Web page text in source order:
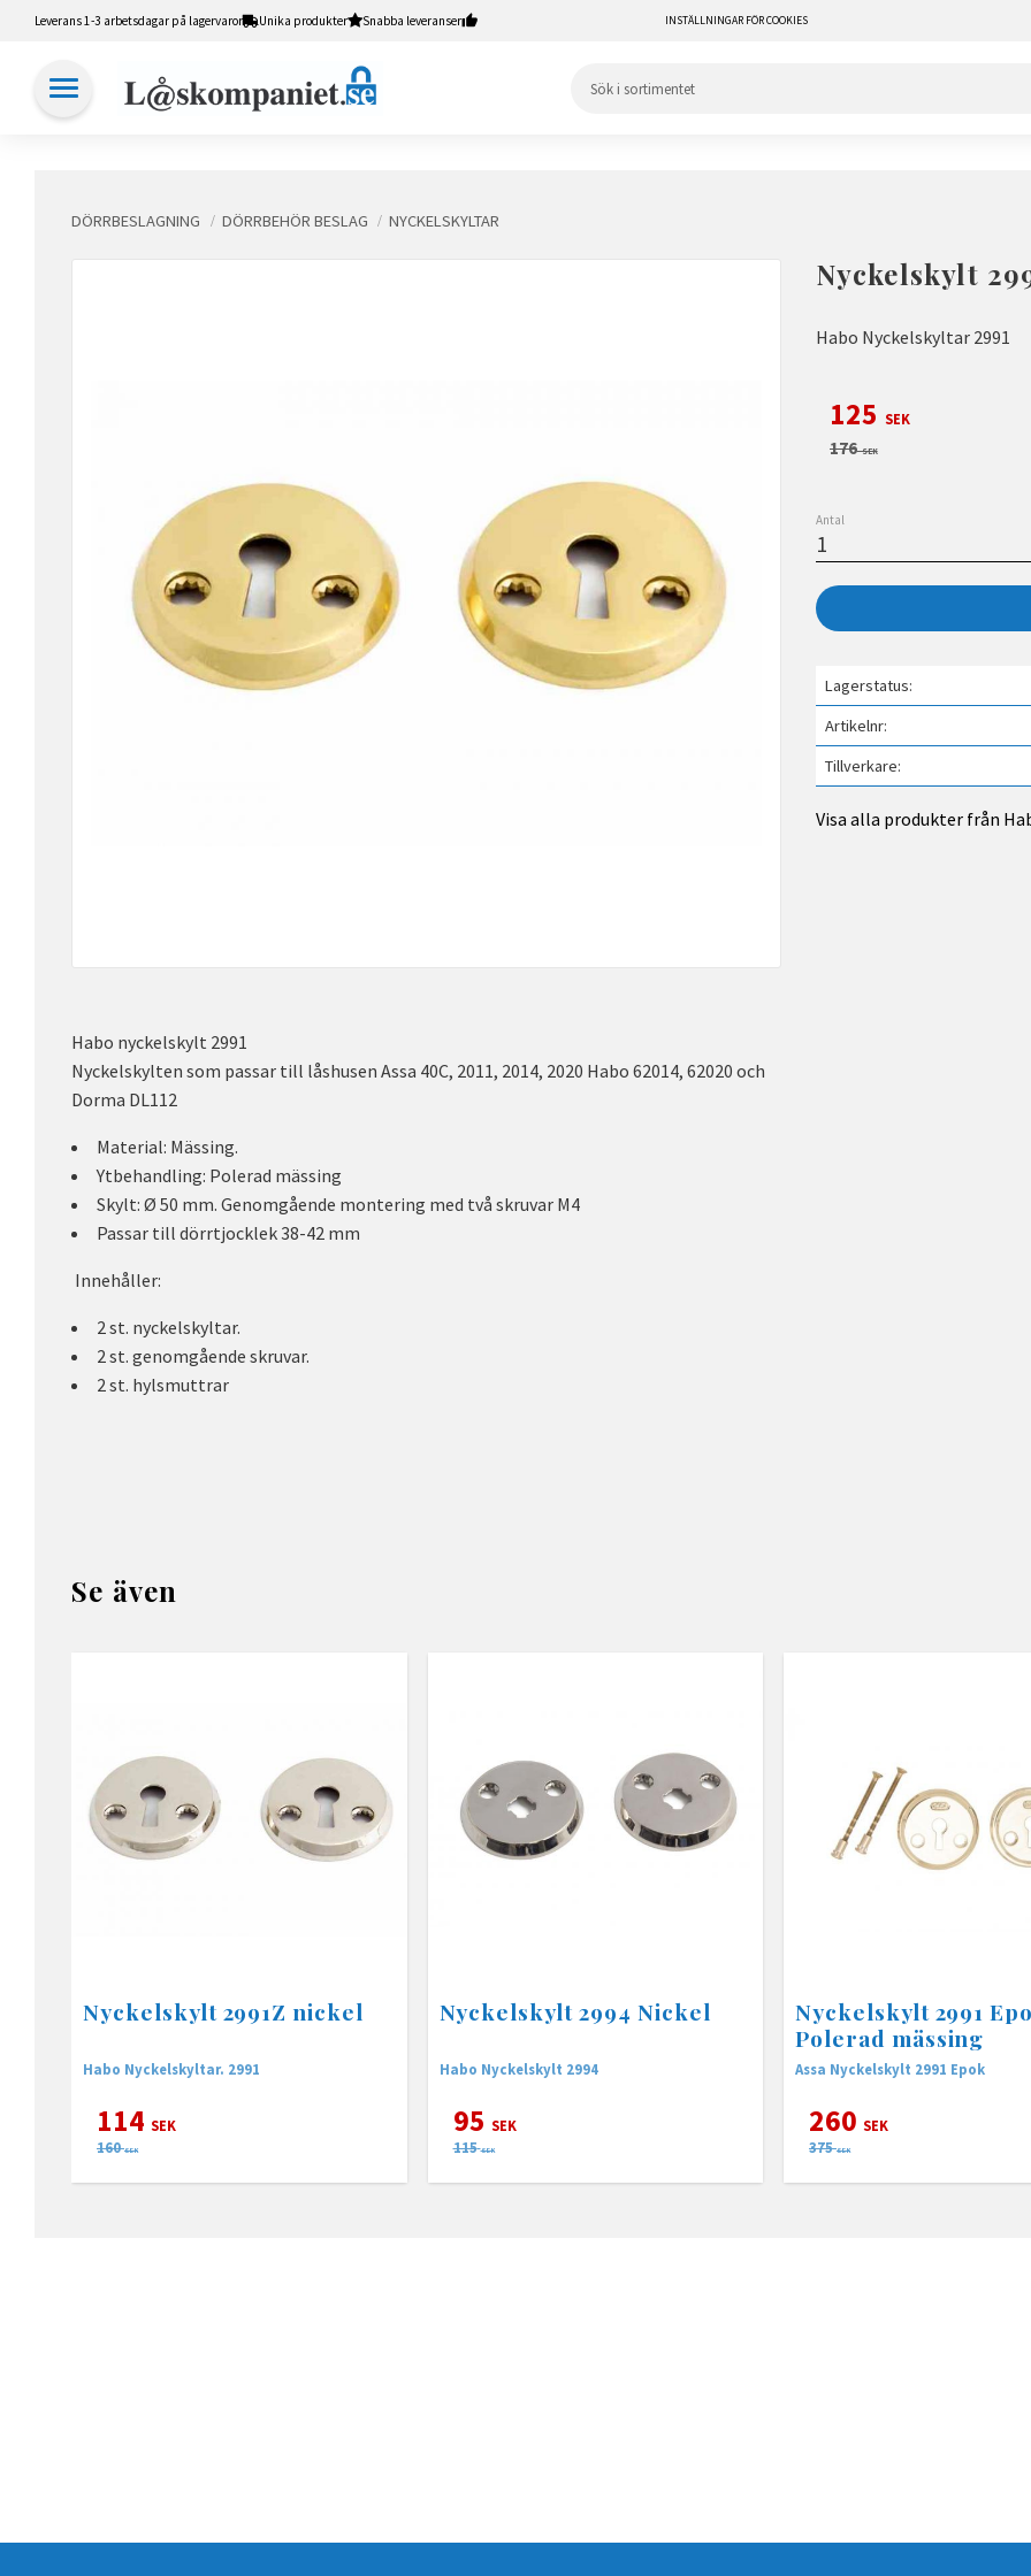
Leverans 1-3 arbetsdagar på lagervaror Unika produkter Snabba leveranser INSTÄLLNINGAR FÖR COOKIES
DÖRRBESLAGNING DÖRRBEHÖR BESLAG NYCKELSKYLTAR
Nyckelskylt
Habo Nyckelskyltar 2991
Nedsatt pris:
125 SEK
Ordinarie pris:
176SEK
Antal
Lagerstatus
Artikelnr
Tillverkare
Visa alla produkter från
Habo nyckelskylt 2991
Nyckelskylten som passar till låshusen Assa 40C, 2011, 2014, 2020 Habo 62014, 62020 och
Dorma DL112
Material: Mässing.
Ytbehandling: Polerad mässing
Skylt: Ø 50 mm. Genomgående montering med två skruvar M4
Passar till dörrtjocklek 38-42 mm
Innehåller:
2 st. nyckelskyltar.
2 st. genomgående skruvar.
2 st. hylsmuttrar
Se även
Nyckelskylt 2991Z nickel
Habo Nyckelskyltar. 2991
114 SEK
160 SEK
Nyckelskylt 2994 Nickel
Habo Nyckelskylt 2994
95 SEK
115 SEK
Nyckelskylt 2991
Polerad mässing
Assa Nyckelskylt 2991 Epok
260 SEK
375 SEK